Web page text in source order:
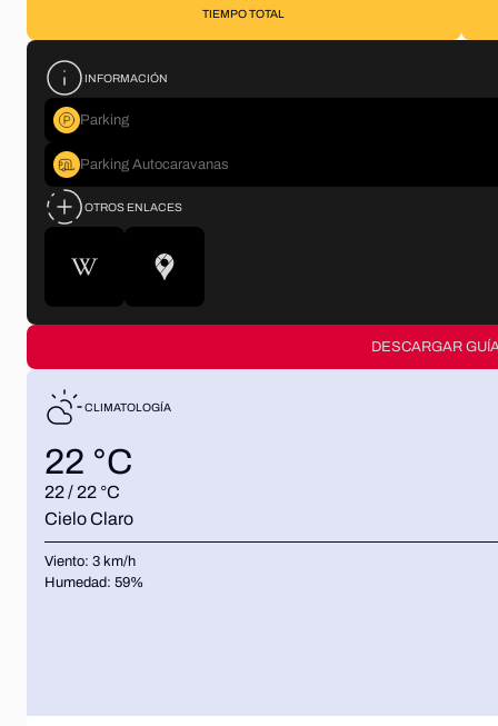
TIEMPO TOTAL
INFORMACIÓN
Parking
Parking Autocaravanas
OTROS ENLACES
DESCARGAR
CLIMATOLOGÍA
22 °C
22 / 22 °C
Cielo Claro
Viento: 3 km/h
Humedad: 59%